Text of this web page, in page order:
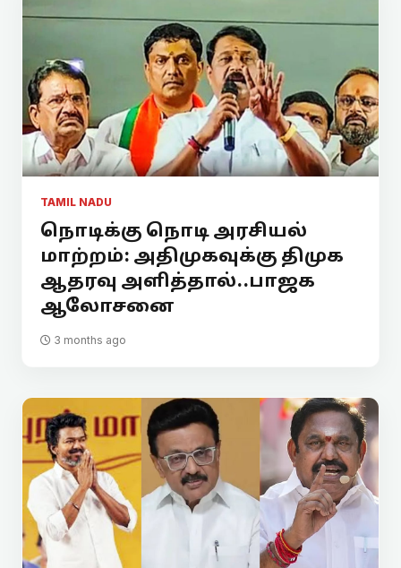
TAMIL NADU
நொடிக்கு நொடி அரசியல்
மாற்றம்: அதிமுகவுக்கு திமுக
ஆதரவு அளித்தால்..பாஜக
ஆலோசனை
3 months ago